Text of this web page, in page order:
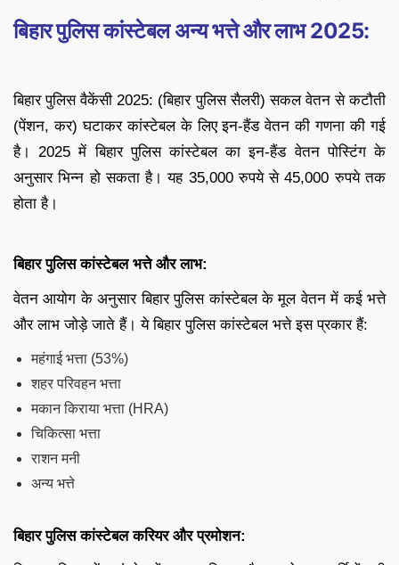
बिहार पुलिस कांस्टेबल अन्य भत्ते और लाभ 2025:
बिहार पुलिस वैकेंसी 2025: (बिहार पुलिस सैलरी) सकल वेतन से कटौती
(पेंशन, कर) घटाकर कांस्टेबल के लिए इन-हैंड वेतन की गणना की गई
है। 2025 में बिहार पुलिस कांस्टेबल का इन-हैंड वेतन पोस्टिंग के
अनुसार भिन्न हो सकता है। यह 35,000 रुपये से 45,000 रुपये तक
होता है।
बिहार पुलिस कांस्टेबल भत्ते और लाभ:
वेतन आयोग के अनुसार बिहार पुलिस कांस्टेबल के मूल वेतन में कई भत्ते
और लाभ जोड़े जाते हैं। ये बिहार पुलिस कांस्टेबल भत्ते इस प्रकार हैं:
महंगाई भत्ता (53%)
शहर परिवहन भत्ता
मकान किराया भत्ता (HRA)
चिकित्सा भत्ता
राशन मनी
अन्य भत्ते
बिहार पुलिस कांस्टेबल करियर और प्रमोशन: